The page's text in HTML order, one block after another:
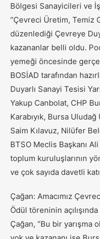
Bölgesi Sanayicileri ve
“Çevreci Üretim, Temiz
düzenlediği Çevreye
kazananlar belli oldu.
yemeği öncesinde
BOSİAD tarafından
Duyarlı Sanayi Tesisi
Yakup Canbolat, CHP
Karabıyık, Bursa
Saim Kılavuz, Nilüfer
BTSO Meclis Başkanı
toplum kuruluşlarının
ve çok sayıda davetli
Çağan: Amacımız
Ödül töreninin
Çağan, “Bu bir yarışma